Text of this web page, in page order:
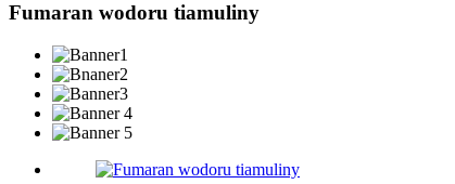
Fumaran wodoru tiamuliny